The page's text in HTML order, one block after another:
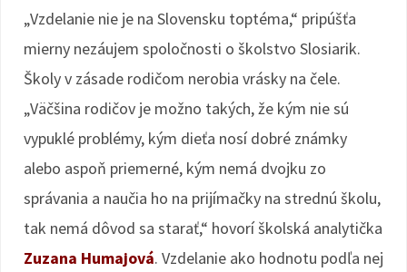
„Vzdelanie nie je na Slovensku toptéma,“ pripúšťa
mierny nezáujem spoločnosti o školstvo Slosiarik.
Školy v zásade rodičom nerobia vrásky na čele.
„Väčšina rodičov je možno takých, že kým nie sú
vypuklé problémy, kým dieťa nosí dobré známky
alebo aspoň priemerné, kým nemá dvojku zo
správania a naučia ho na prijímačky na strednú školu,
tak nemá dôvod sa starať,“ hovorí školská analytička
Zuzana Humajová. Vzdelanie ako hodnotu podľa nej